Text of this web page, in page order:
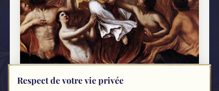
Le Purgatoire juif
15 MARS 2017
Respect de votre vie privée